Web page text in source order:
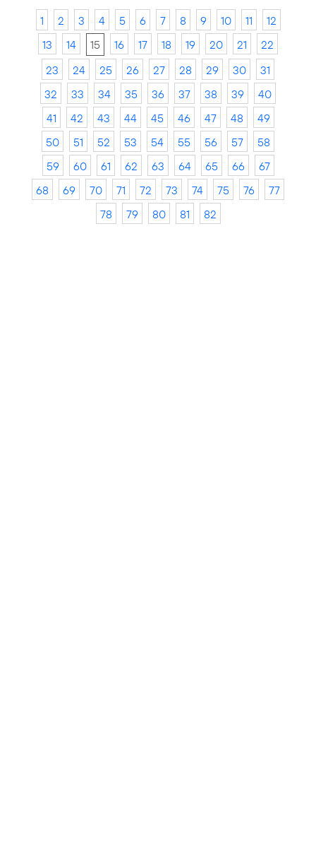
1 2 3 4 5 6 7 8 9 10 11
12
13
14 15 16 17 18 19 20 21
22
23
24 25 26 27 28 29 30
31
32
33 34 35 36 37 38 39
40
41
42 43 44 45 46 47 48
49
50
51 52 53 54 55 56 57
58
59
60 61 62 63 64 65 66
67
68
69 70 71 72 73 74 75 76
77
78
79 80 81 82